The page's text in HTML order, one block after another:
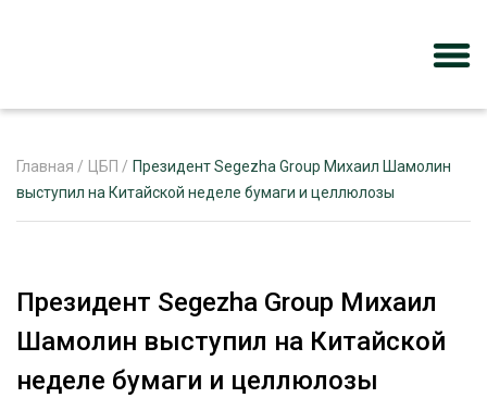
РЕКЛАМОДАТЕЛЯМ
Главная / ЦБП / Президент Segezha Group Михаил Шамолин
выступил на Китайской неделе бумаги и целлюлозы
Президент Segezha Group Михаил
Шамолин выступил на Китайской
неделе бумаги и целлюлозы